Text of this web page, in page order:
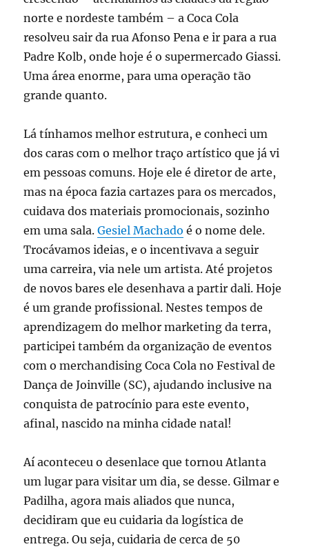
norte e nordeste também – a Coca Cola
resolveu sair da rua Afonso Pena e ir para a rua
Padre Kolb, onde hoje é o supermercado Giassi.
Uma área enorme, para uma operação tão
grande quanto.
Lá tínhamos melhor estrutura, e conheci um
dos caras com o melhor traço artístico que já vi
em pessoas comuns. Hoje ele é diretor de arte,
mas na época fazia cartazes para os mercados,
cuidava dos materiais promocionais, sozinho
em uma sala.Gesiel Machado é o nome dele.
Trocávamos ideias, e o incentivava a seguir
uma carreira, via nele um artista. Até projetos
de novos bares ele desenhava a partir dali. Hoje
é um grande profissional. Nestes tempos de
aprendizagem do melhor marketing da terra,
participei também da organização de eventos
com o merchandising Coca Cola no Festival de
Dança de Joinville (SC), ajudando inclusive na
conquista de patrocínio para este evento,
afinal, nascido na minha cidade natal!
Aí aconteceu o desenlace que tornou Atlanta
um lugar para visitar um dia, se desse. Gilmar e
Padilha, agora mais aliados que nunca,
decidiram que eu cuidaria da logística de
entrega. Ou seja, cuidaria de cerca de 50